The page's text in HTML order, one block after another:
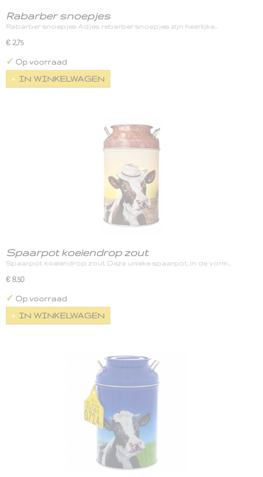
Rabarber snoepjes
Rabarber snoepjes Adjes rebarber snoepjes zijn heerlijke…
€ 2,75
✓ Op voorraad
IN WINKELWAGEN
Spaarpot koeiendrop zout
Spaarpot koeiendrop zout Deze unieke spaarpot, in de vorm…
€ 8,50
✓ Op voorraad
IN WINKELWAGEN